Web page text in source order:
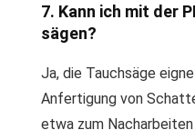
7. Kann ich mit der
sägen?
Ja, die Tauchsäge
Anfertigung von
etwa zum